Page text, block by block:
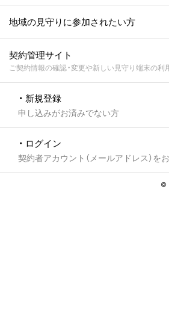
地域の見守りに参加されたい方
契約管理サイト
ご契約情報の確認・変更や新しい見守り端末の利
・ 新規登録
申し込みがお済みでない方
・ ログイン
契約者アカウント（メールアドレス）を
©